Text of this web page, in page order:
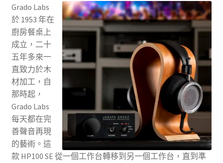
Grado Labs
於 1953 年在
廚房餐桌上
成立，二十
五年多來一
直致力於木
材加工，自
那時起，
Grado Labs
每天都在完
善聲音再現
的藝術。這
款 HP100 SE 從一個工作台轉移到另一個工作台，直到準